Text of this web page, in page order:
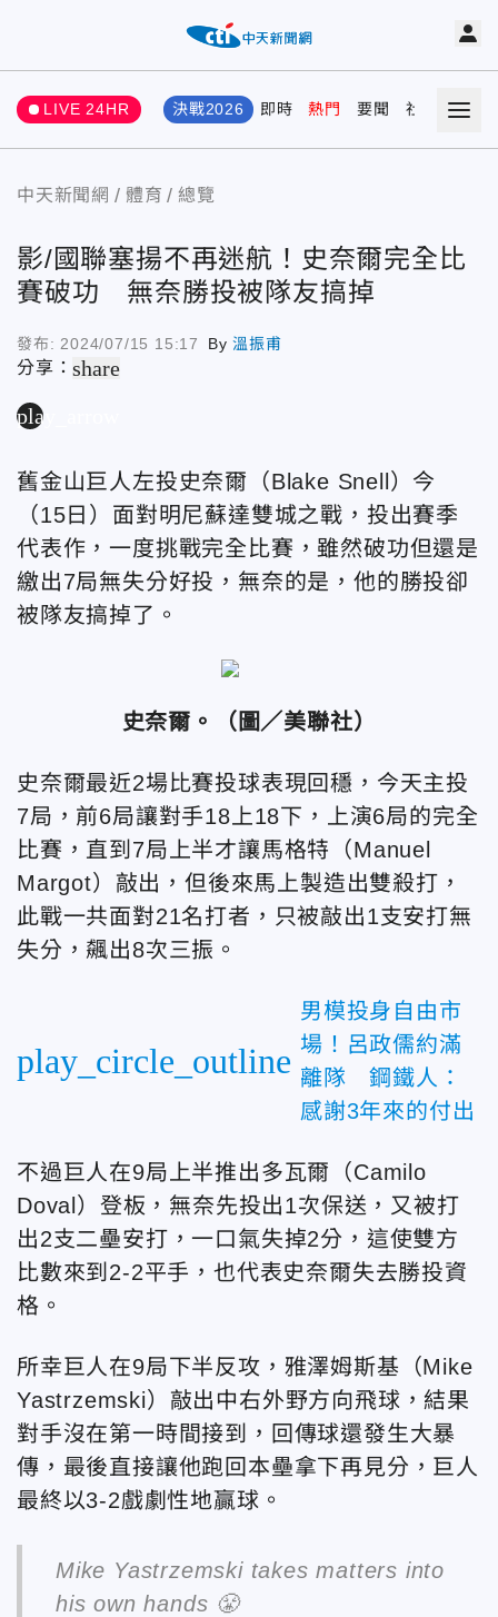
LIVE 24HR 決戰2026 即時 熱門 要聞 社會 娛樂
中天新聞網 體育 總覽
影/國聯塞揚不再迷航！史奈爾完全比
賽破功 無奈勝投被隊友搞掉
發布: 2024/07/15 15:17 By溫振甫
分享：share
play_arrow
舊金山巨人左投史奈爾（Blake Snell）今
（15日）面對明尼蘇達雙城之戰，投出賽季
代表作，一度挑戰完全比賽，雖然破功但還是
繳出7局無失分好投，無奈的是，他的勝投卻
被隊友搞掉了。
史奈爾。（圖／美聯社）
史奈爾最近2場比賽投球表現回穩，今天主投
7局，前6局讓對手18上18下，上演6局的完全
比賽，直到7局上半才讓馬格特（Manuel
Margot）敲出，但後來馬上製造出雙殺打，
此戰一共面對21名打者，只被敲出1支安打無
失分，飆出8次三振。
play_circle_outline
男模投身自由市
場！呂政儒約滿
離隊 鋼鐵人：
感謝3年來的付出
不過巨人在9局上半推出多瓦爾（Camilo
Doval）登板，無奈先投出1次保送，又被打
出2支二壘安打，一口氣失掉2分，這使雙方
比數來到2-2平手，也代表史奈爾失去勝投資
格。
所幸巨人在9局下半反攻，雅澤姆斯基（Mike
Yastrzemski）敲出中右外野方向飛球，結果
對手沒在第一時間接到，回傳球還發生大暴
傳，最後直接讓他跑回本壘拿下再見分，巨人
最終以3-2戲劇性地贏球。
Mike Yastrzemski takes matters into
his own hands 😤